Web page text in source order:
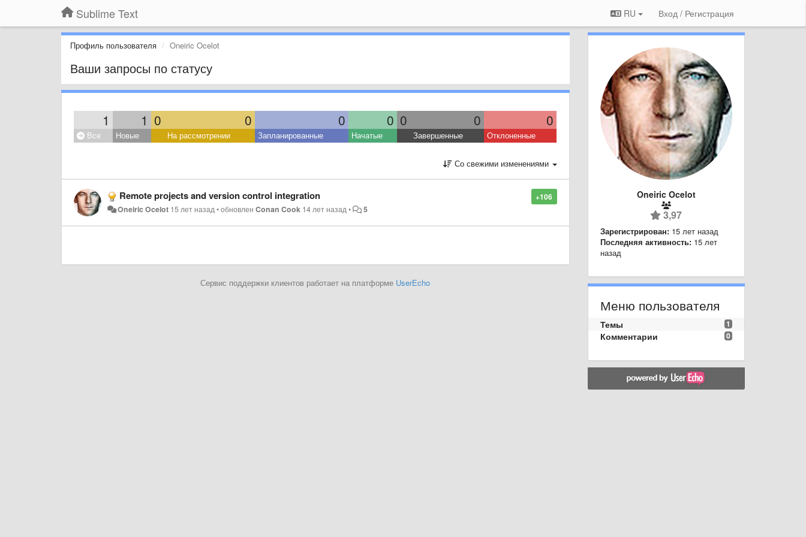
Sublime Text RU Вход / Регистрация
Профиль пользователя Oneiric Ocelot
Ваши запросы по статусу
1 1 0 0 0 0 0 0 0
Все Новые На рассмотрении Запланированные Начатые Завершенные Отклоненные
Со свежими изменениями
+106
Remote projects and version control integration
Oneiric Ocelot 15 лет назад•обновленConan Cook 14 лет назад• 5
Сервис поддержки клиентов работает на платформе UserEcho
Oneiric Ocelot
3,97
Зарегистрирован: 15 лет назад
Последняя активность: 15 лет
назад
Меню пользователя
1
Темы
0
Комментарии